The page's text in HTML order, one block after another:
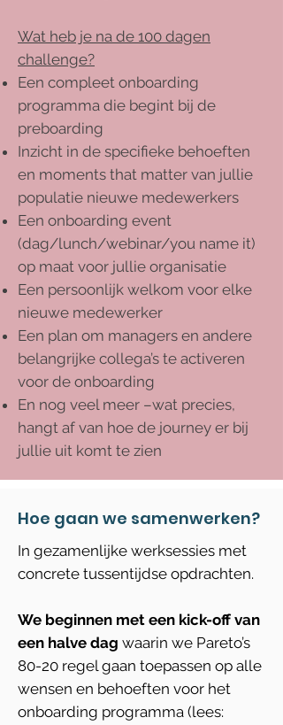
Wat heb je na de 100 dagen
challenge?
Een compleet onboarding
programma die begint bij de
preboarding
Inzicht in de specifieke behoeften
en moments that matter van jullie
populatie nieuwe medewerkers
Een onboarding event
(dag/lunch/webinar/you name it)
op maat voor jullie organisatie
Een persoonlijk welkom voor elke
nieuwe medewerker
Een plan om managers en andere
belangrijke collega’s te activeren
voor de onboarding
En nog veel meer –wat precies,
hangt af van hoe de journey er bij
jullie uit komt te zien
Hoe gaan we samenwerken?
In gezamenlijke werksessies met
concrete tussentijdse opdrachten.
We beginnen met een kick-off van
een halve dag waarin we Pareto’s
80-20 regel gaan toepassen op alle
wensen en behoeften voor het
onboarding programma (lees: